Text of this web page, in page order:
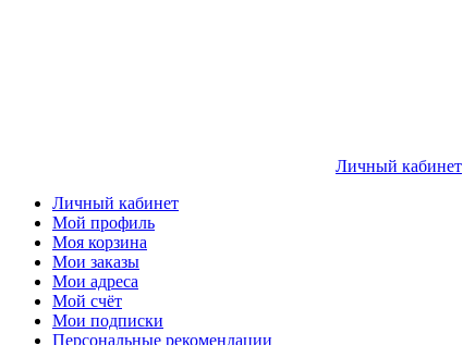
Личный кабинет
Личный кабинет
Мой профиль
Моя корзина
Мои заказы
Мои адреса
Мой счёт
Мои подписки
Персональные рекомендации